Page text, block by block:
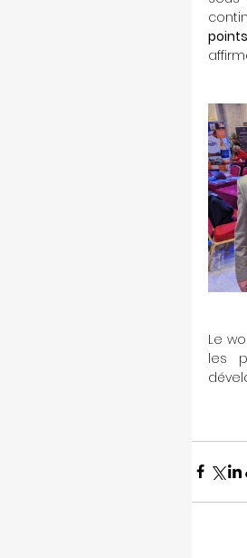
Le
les